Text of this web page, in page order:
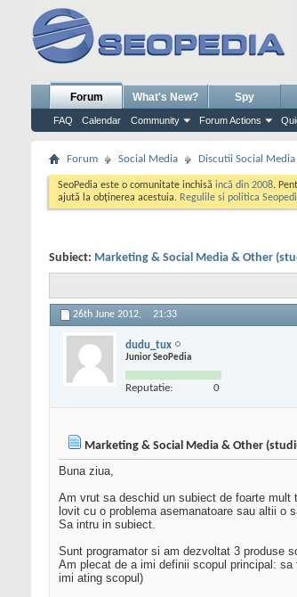
Forum
FAQ Calendar Community Forum Actions
What's New? Spy
Forum Social Media Discutii Social Media
SeoPedia este o comunitate inchisă incă din 2008.
ajută la obținerea acestuia. Regulile si politica
Subiect: Marketing & Social Media & Other
26th June 2012, 21:33
dudu_tux
Junior SeoPedia
Reputatie: 0
Marketing & Social Media & Other
Buna ziua,
Am vrut sa deschid un subiect de foarte
lovit cu o problema asemanatoare sau altii o
Sa intru in subiect.
Sunt programator si am dezvoltat 3 produse
Am plecat de a imi definii scopul principal:
imi ating scopul)